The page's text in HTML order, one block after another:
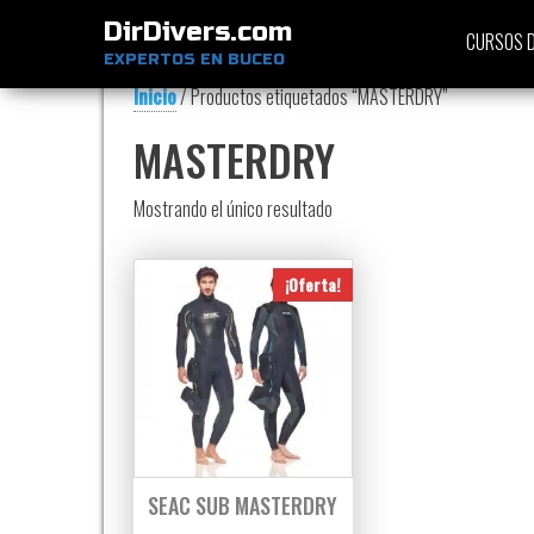
DirDivers.com
EXPERTOS EN BUCEO
CURSOS
Inicio/ Productos etiquetados “MASTERDRY”
MASTERDRY
Mostrando el único resultado
¡Oferta!
SEAC SUB MASTERDRY